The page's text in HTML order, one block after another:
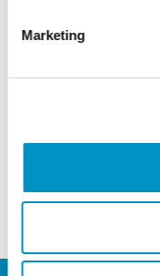
Marketing